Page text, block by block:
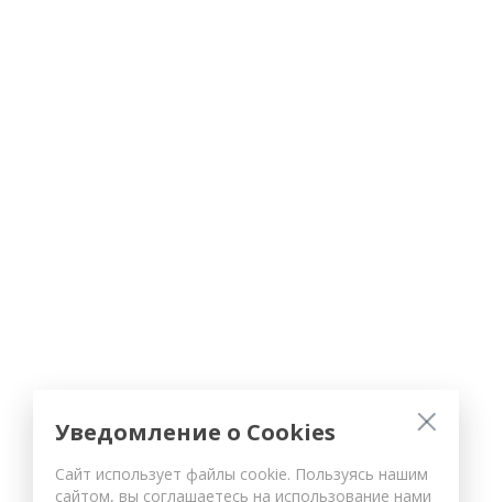
Уведомление о Cookies
Сайт использует файлы cookie. Пользуясь нашим
сайтом, вы соглашаетесь на использование нами